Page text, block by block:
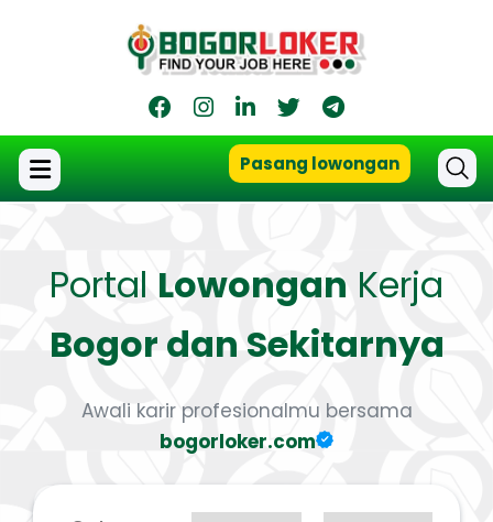
Pasang lowongan
Portal Lowongan Kerja
Bogor dan Sekitarnya
Awali karir profesionalmu bersama
bogorloker.com